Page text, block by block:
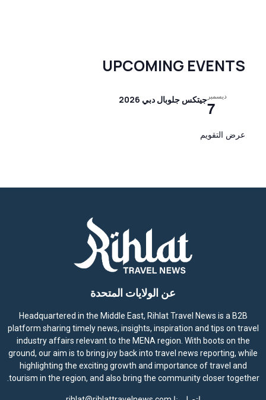
UPCOMING EVENTS
ديسمبر
7جيتكس جلوبال دبي 2026
عرض التقويم
عن الولايات المتحدة
Headquartered in the Middle East, Rihlat Travel News is a B2B
platform sharing timely news, insights, inspiration and tips on travel
industry affairs relevant to the MENA region. With boots on the
ground, our aim is to bring joy back into travel news reporting, while
highlighting the exciting growth and importance of travel and
tourism in the region, and also bring the community closer together.